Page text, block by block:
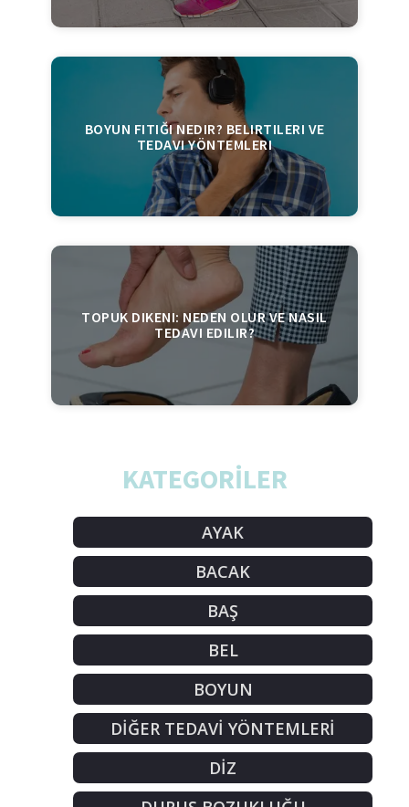
BOYUN FITIĞI NEDIR? BELIRTILERI VE
TEDAVI YÖNTEMLERI
TOPUK DIKENI: NEDEN OLUR VE NASIL
TEDAVI EDILIR?
KATEGORİLER
AYAK
BACAK
BAŞ
BEL
BOYUN
DİĞER TEDAVİ YÖNTEMLERİ
DİZ